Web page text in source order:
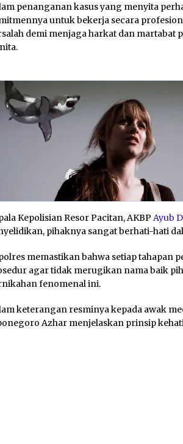
penanganan kasus yang menyita
untuk bekerja secara
demi menjaga harkat dan martabat
Kepolisian Resor Pacitan, AKBP Ayub
pihaknya sangat berhati-hati
memastikan bahwa setiap tahapan
agar tidak merugikan nama baik
fenomenal ini.
keterangan resminya kepada awak
Azhar menjelaskan prinsip